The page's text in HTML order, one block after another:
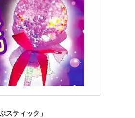
スティック」